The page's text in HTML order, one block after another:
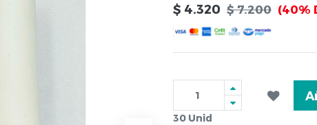
$ 4.320 $7.200 (40%
30 Unid